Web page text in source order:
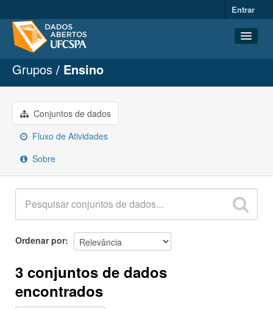
Entrar
Conjuntos de dados
Organizações
Grupos
Sobre
Grupos Ensino
Conjuntos de dados
Fluxo de Atividades
Sobre
Ordenar por
3 conjuntos de dados
encontrados